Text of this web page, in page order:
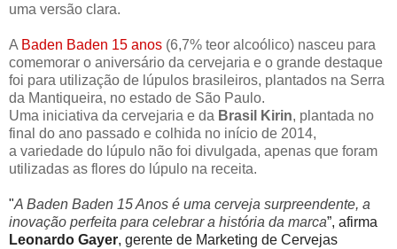
uma versão clara.
A Baden Baden 15 anos (6,7% teor alcoólico) nasceu para
comemorar o aniversário da cervejaria e o grande destaque
foi para utilização de lúpulos brasileiros, plantados na Serra
da Mantiqueira, no estado de São Paulo.
Uma iniciativa da cervejaria e da Brasil Kirin, plantada no
final do ano passado e colhida no início de 2014,
a variedade do lúpulo não foi divulgada, apenas que foram
utilizadas as flores do lúpulo na receita.
"A Baden Baden 15 Anos é uma cerveja surpreendente, a
inovação perfeita para celebrar a história da marca”, afirma
Leonardo Gayer, gerente de Marketing de Cervejas